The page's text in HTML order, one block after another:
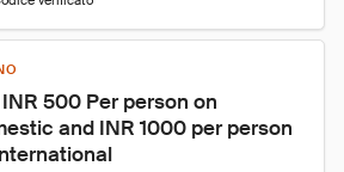
500 Per person on
and INR 1000 per person